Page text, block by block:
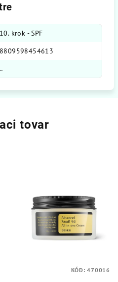
10. krok - SPF
8809598454613
tovar
KÓD:470016